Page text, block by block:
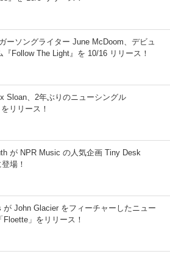
ーソングライター June McDoom、デビュ
『Follow The Light』を 10/16 リリース！
Sloan、2年ぶりのニューシングル
をリリース！
が NPR Music の人気企画 Tiny Desk
場！
が John Glacier をフィーチャーしたニュー
Floette」をリリース！